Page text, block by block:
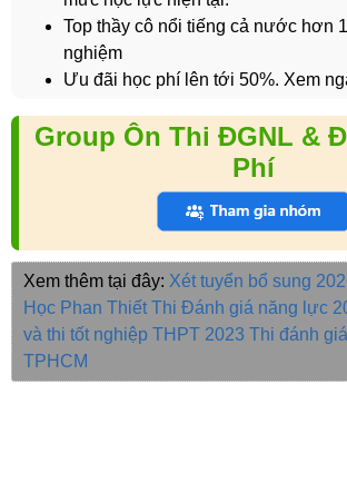
Top thầy cô nổi tiếng cả nước hơn
nghiệm
Ưu đãi học phí lên tới 50%. Xem
Group Ôn Thi ĐGNL &
Phí
Xem thêm tại đây: Xét tuyển bổ sung
Học Phan Thiết Thi Đánh giá năng lực
và thi tốt nghiệp THPT 2023 Thi đánh
TPHCM